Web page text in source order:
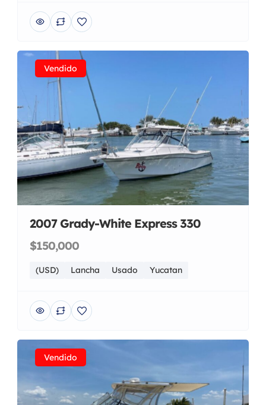
Vendido
2007 Grady-White Express 330
$150,000
(USD) Lancha Usado Yucatan
Vendido